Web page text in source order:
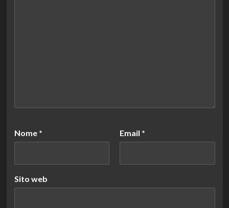
Nome * Email *
Sito web